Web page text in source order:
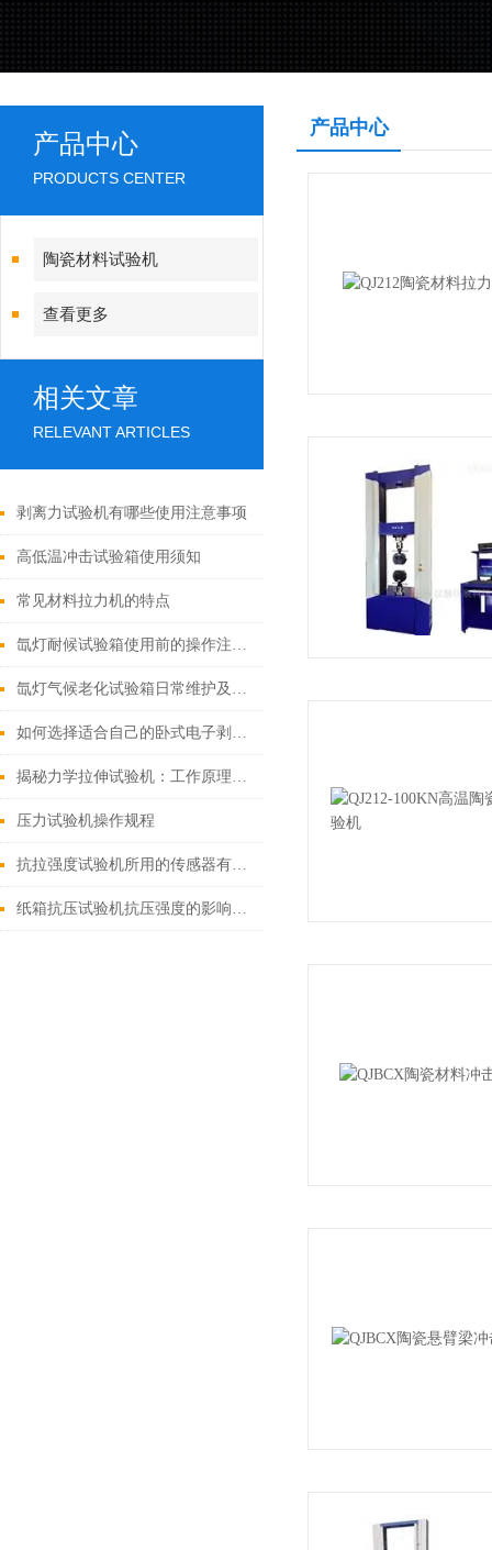
产品中心
PRODUCTS CENTER
陶瓷材料试验机
查看更多
相关文章
RELEVANT ARTICLES
剥离力试验机有哪些使用注意事项
高低温冲击试验箱使用须知
常见材料拉力机的特点
氙灯耐候试验箱使用前的操作注意事项！
氙灯气候老化试验箱日常维护及注意事项
如何选择适合自己的卧式电子剥离试验机？
揭秘力学拉伸试验机：工作原理全解析
压力试验机操作规程
抗拉强度试验机所用的传感器有哪些？
纸箱抗压试验机抗压强度的影响因素
产品中心